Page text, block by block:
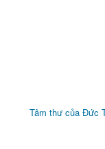
Tâm thư của Đức